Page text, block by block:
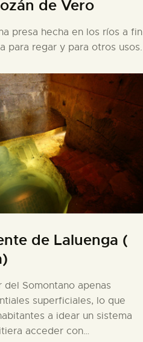
de Vero
presa hecha en los ríos a fin
para regar y para otros usos.
de Laluenga (
del Somontano apenas
superficiales, lo que
a idear un sistema
acceder con…